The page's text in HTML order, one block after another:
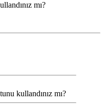
mı?
kullandınız mı?